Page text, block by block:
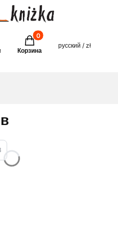
Товары в корзине: 0.
Корзина
русский / zł